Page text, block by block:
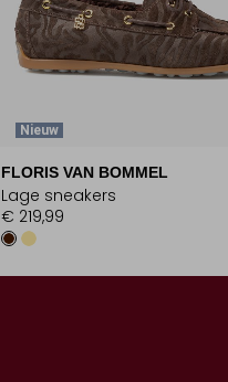
Nieuw
FLORIS VAN BOMMEL
Lage sneakers
€ 219,99